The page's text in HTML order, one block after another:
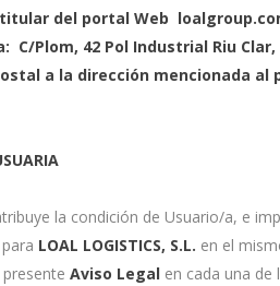
del portal Web
C/Plom, 42 Pol Industrial Riu
a la dirección mencionada
la condición de Usuario/a, e
LOAL LOGISTICS, S.L. en el
Aviso Legal en cada una